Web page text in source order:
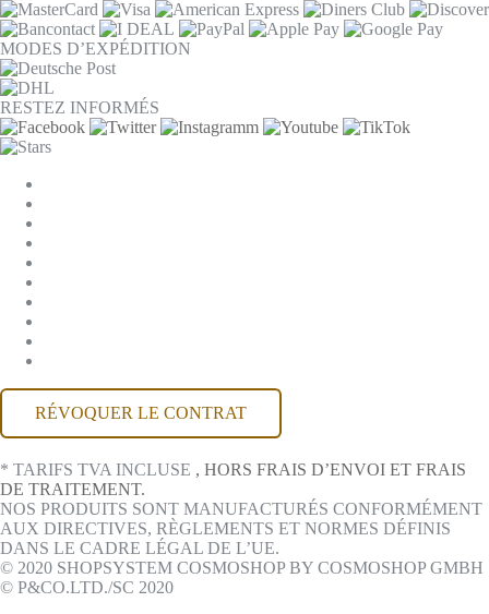
MODES D’EXPÉDITION
RESTEZ INFORMÉS
RÉVOQUER LE CONTRAT
* TARIFS TVA INCLUSE , HORS FRAIS D’ENVOI ET FRAIS
DE TRAITEMENT.
NOS PRODUITS SONT MANUFACTURÉS CONFORMÉMENT
AUX DIRECTIVES, RÈGLEMENTS ET NORMES DÉFINIS
DANS LE CADRE LÉGAL DE L’UE.
© 2020 SHOPSYSTEM COSMOSHOP BY COSMOSHOP GMBH
© P&CO.LTD./SC 2020